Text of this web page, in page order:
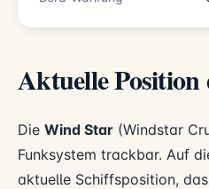
Aktuelle
Die Wind Star (Windstar
Funksystem trackbar. Auf
aktuelle Schiffsposition,